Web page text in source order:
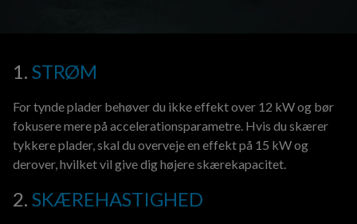
1. STRØM
For tynde plader behøver du ikke effekt over 12 kW og bør
fokusere mere på accelerationsparametre. Hvis du skærer
tykkere plader, skal du overveje en effekt på 15 kW og
derover, hvilket vil give dig højere skærekapacitet.
2. SKÆREHASTIGHED